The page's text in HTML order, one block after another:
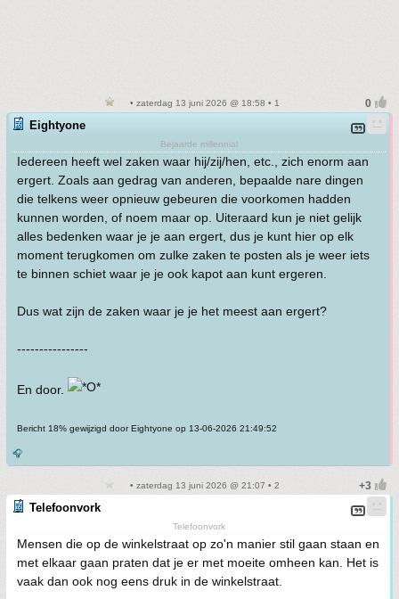
• zaterdag 13 juni 2026 @ 18:58 • 1
Eightyone
Bejaarde millennial
Iedereen heeft wel zaken waar hij/zij/hen, etc., zich enorm aan
ergert. Zoals aan gedrag van anderen, bepaalde nare dingen
die telkens weer opnieuw gebeuren die voorkomen hadden
kunnen worden, of noem maar op. Uiteraard kun je niet gelijk
alles bedenken waar je je aan ergert, dus je kunt hier op elk
moment terugkomen om zulke zaken te posten als je weer iets
te binnen schiet waar je je ook kapot aan kunt ergeren.
Dus wat zijn de zaken waar je je het meest aan ergert?
----------------
En door.
Bericht 18% gewijzigd door Eightyone op 13-06-2026 21:49:52
🎧
• zaterdag 13 juni 2026 @ 21:07 • 2
Telefoonvork
Telefoonvork
Mensen die op de winkelstraat op zo'n manier stil gaan staan en
met elkaar gaan praten dat je er met moeite omheen kan. Het is
vaak dan ook nog eens druk in de winkelstraat.